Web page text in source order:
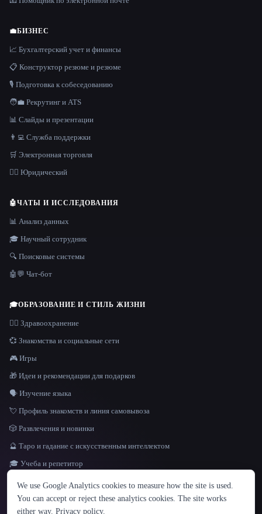
ЯЗЫК
English español Français Русский 简体中文
Hindi
💼БИЗНЕС
📈 Бухгалтерский учет и финансы
📋 Конструктор резюме и резюме
🎙️ Подготовка к собеседованию
🧑‍💼 Рекрутинг и ATS
📊 Слайды и презентации
👨‍💻 Служба поддержки
🛒 Электронная торговля
👩‍⚖️ Юридический
🤖ЧАТЫ И ИССЛЕДОВАНИЯ
📊 Анализ данных
🎓 Научный сотрудник
🔍 Поисковые системы
🤖💬 Чат-бот
🎓ОБРАЗОВАНИЕ И СТИЛЬ ЖИЗНИ
👩‍⚕️ Здравоохранение
💞 Знакомства и социальные сети
🎮 Игры
🎁 Идеи и рекомендации для подарков
🗣️ Изучение языка
💘 Профиль знакомств и линия самовывоза
🎲 Развлечения и новинки
🔮 Таро и гадание с искусственным интеллектом
🎓 Учеба и репетитор
We use Google Analytics cookies to measure how the site is used.
You can accept or reject these analytics cookies. The site works
either way. Privacy policy.